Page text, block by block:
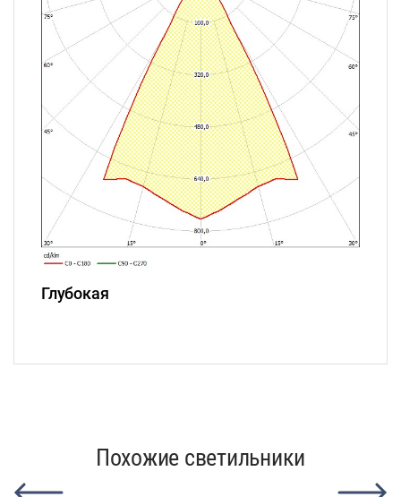
Глубокая
Похожие светильники